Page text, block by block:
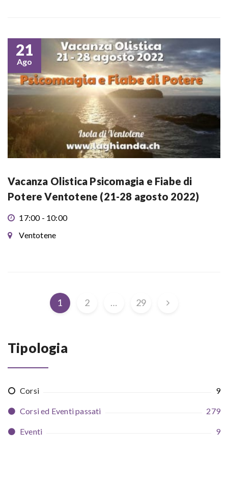
21
Ago
Vacanza Olistica Psicomagia e Fiabe di
Potere Ventotene (21-28 agosto 2022)
17:00 - 10:00
Ventotene
1 2 … 29
Tipologia
Corsi 9
Corsi ed Eventi passati 279
Eventi 9